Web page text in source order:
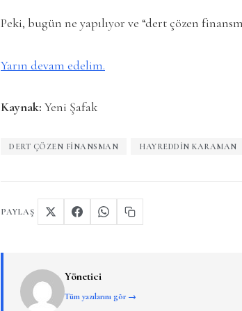
Peki, bugün ne yapılıyor ve “dert çözen
Yarın devam edelim.
Kaynak: Yeni Şafak
DERT ÇÖZEN FINANSMAN HAYREDDIN KARAMAN
PAYLAŞ
Yönetici
Tüm yazılarını gör →